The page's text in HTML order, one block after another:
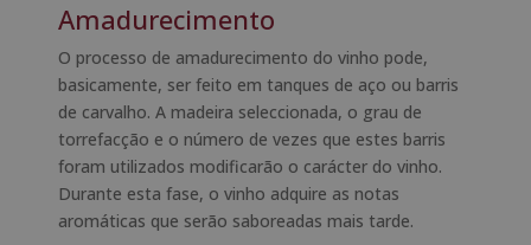
Amadurecimento
O processo de amadurecimento do vinho pode,
basicamente, ser feito em tanques de aço ou barris
de carvalho. A madeira seleccionada, o grau de
torrefacção e o número de vezes que estes barris
foram utilizados modificarão o carácter do vinho.
Durante esta fase, o vinho adquire as notas
aromáticas que serão saboreadas mais tarde.